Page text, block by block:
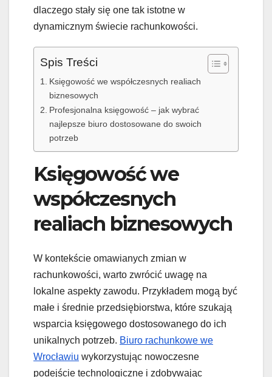
dlaczego stały się one tak istotne w
dynamicznym świecie rachunkowości.
Spis Treści
Księgowość we współczesnych realiach
biznesowych
Profesjonalna księgowość – jak wybrać
najlepsze biuro dostosowane do swoich
potrzeb
Księgowość we
współczesnych
realiach biznesowych
W kontekście omawianych zmian w
rachunkowości, warto zwrócić uwagę na
lokalne aspekty zawodu. Przykładem mogą być
małe i średnie przedsiębiorstwa, które szukają
wsparcia księgowego dostosowanego do ich
unikalnych potrzeb. Biuro rachunkowe we
Wrocławiu wykorzystując nowoczesne
podejście technologiczne i zdobywając